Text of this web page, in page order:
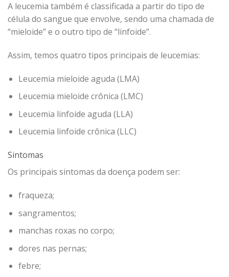
A leucemia também é classificada a partir do tipo de
célula do sangue que envolve, sendo uma chamada de
“mieloide” e o outro tipo de “linfoide”.
Assim, temos quatro tipos principais de leucemias:
Leucemia mieloide aguda (LMA)
Leucemia mieloide crônica (LMC)
Leucemia linfoide aguda (LLA)
Leucemia linfoide crônica (LLC)
Sintomas
Os principais sintomas da doença podem ser:
fraqueza;
sangramentos;
manchas roxas no corpo;
dores nas pernas;
febre;